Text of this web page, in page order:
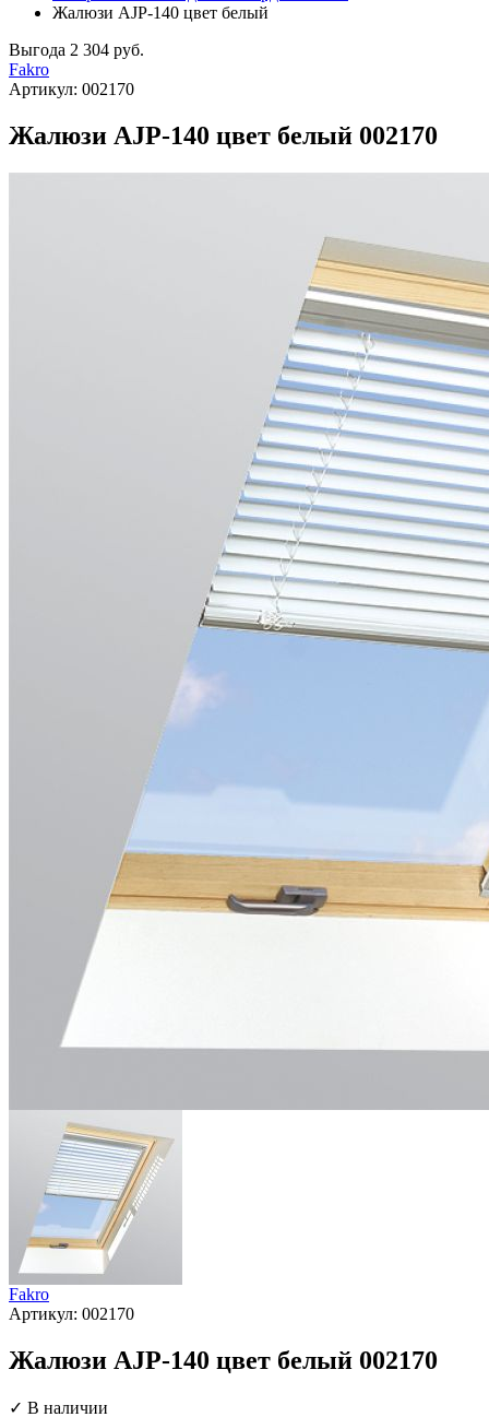
Жалюзи AJP-140 цвет белый
Выгода 2 304 руб.
Fakro
Артикул: 002170
Жалюзи AJP-140 цвет белый 002170
Fakro
Артикул: 002170
Жалюзи AJP-140 цвет белый 002170
✓ В наличии